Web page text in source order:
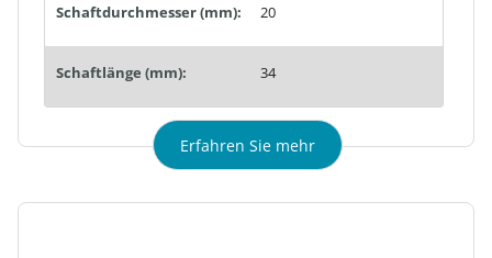
Schaftdurchmesser (mm): 20
Schaftlänge (mm): 34
Erfahren Sie mehr